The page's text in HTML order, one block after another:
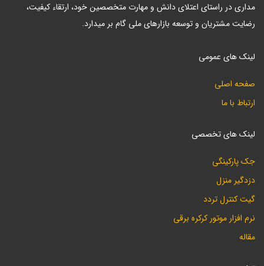
مداری در راستای اعتلای دانش و مهارت متخصصین خود، ارتقاء کیفیت،
رضایت مشتریان و توسعه بازارهای ملی گام بر میدارد.
لینک های عمومی
صفحه اصلی
ارتباط با ما
لینک های تخصصی
جک پارکینگی
دزدگیر منزل
گیت کنترل تردد
نرم افزار موتور کرکره برقی
مقاله